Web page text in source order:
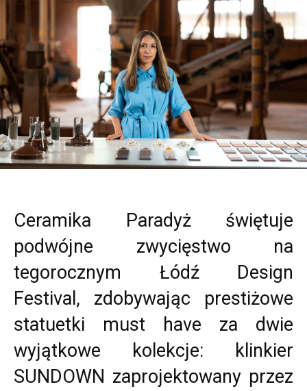
Ceramika Paradyż świętuje
podwójne zwycięstwo na
tegorocznym Łódź Design
Festival, zdobywając prestiżowe
statuetki must have za dwie
wyjątkowe kolekcje: klinkier
SUNDOWN zaprojektowany przez